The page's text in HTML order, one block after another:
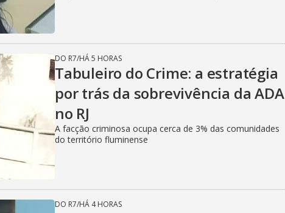
DO R7/HÁ 5 HORAS
Tabuleiro do Crime: a estratégia
por trás da sobrevivência da ADA
no RJ
A facção criminosa ocupa cerca de 3% das comunidades
do território fluminense
DO R7/HÁ 4 HORAS